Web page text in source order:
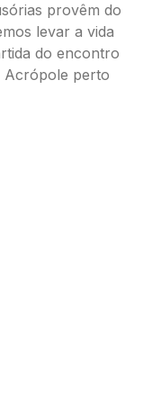
provêm do
levar a vida
do encontro
Acrópole perto